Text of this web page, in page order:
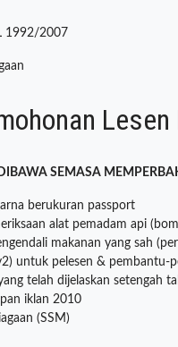
1992/2007
SEMASA
berukuran passport
alat pemadam api
makanan yang sah
untuk pelesen & pembantu-
telah dijelaskan setengah
iklan 2010
(SSM)